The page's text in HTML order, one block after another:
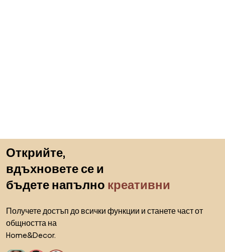
Открийте,
вдъхновете се и
бъдете напълно креативни
Получете достъп до всички функции и станете част от
общността на
Home&Decor.